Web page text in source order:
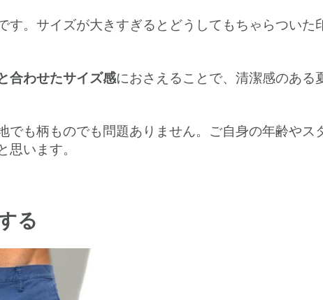
す。サイズが大きすぎるとどうしてもちゃらついた
合わせたサイズ感におさえることで、清潔感のある
でも柄ものでも問題ありません。ご自身の年齢やス
思います。
る